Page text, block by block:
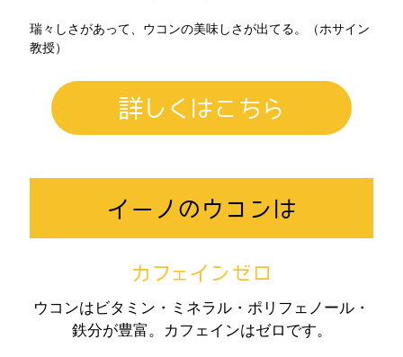
瑞々しさがあって、ウコンの美味しさが出てる。（ホサイン
教授）
詳しくはこちら
イーノのウコンは
カフェインゼロ
ウコンはビタミン・ミネラル・ポリフェノール・
鉄分が豊富。カフェインはゼロです。